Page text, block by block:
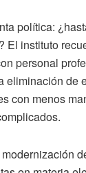
política:
instituto
personal
de
con menos